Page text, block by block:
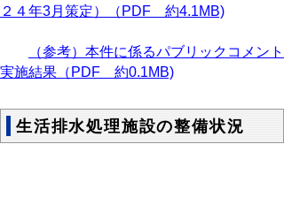
２４年3月策定）（PDF 約4.1MB)
（参考）本件に係るパブリックコメント
実施結果（PDF 約0.1MB)
生活排水処理施設の整備状況